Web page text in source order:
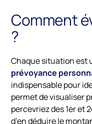
Comment
?
Chaque situation est
prévoyance
indispensable pour
permet de visualiser
percevriez des 1er et
d’en déduire le